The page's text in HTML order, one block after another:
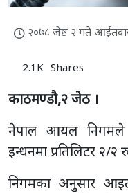
२०७८ जेष्ठ २ गते
2.1K Shares
काठमण्डाै,२ जेठ ।
नेपाल आयल निगमले
इन्धनमा प्रतिलिटर २/
निगमका अनुसार